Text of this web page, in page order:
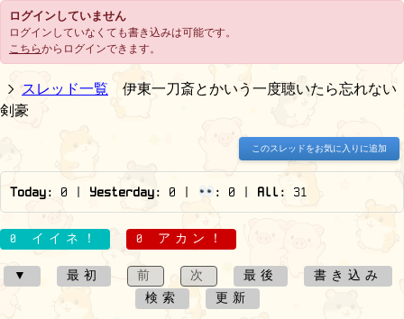
ログインしていません
ログインしていなくても書き込みは可能です。
こちらからログインできます。
スレッド一覧
伊東一刀斎とかいう一度聴いたら忘れない
剣豪
このスレッドをお気に入りに追加
Today: 0 Yesterday: 0 : 0 All: 31
0 イイネ！ 0 アカン！
▼ 最初 前 次 最後
書き込み
検索
更新